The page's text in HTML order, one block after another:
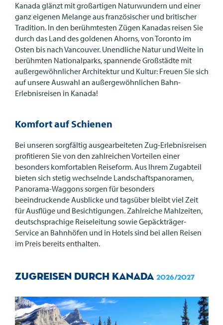
Kanada glänzt mit großartigen Naturwundern und einer
ganz eigenen Melange aus französischer und britischer
Tradition. In den berühmtesten Zügen Kanadas reisen Sie
durch das Land des goldenen Ahorns, von Toronto im
Osten bis nach Vancouver. Unendliche Natur und Weite in
berühmten Nationalparks, spannende Großstädte mit
außergewöhnlicher Architektur und Kultur: Freuen Sie sich
auf unsere Auswahl an außergewöhnlichen Bahn-
Erlebnisreisen in Kanada!
Komfort auf Schienen
Bei unseren sorgfältig ausgearbeiteten Zug-Erlebnisreisen
profitieren Sie von den zahlreichen Vorteilen einer
besonders komfortablen Reiseform. Aus Ihrem Zugabteil
bieten sich stetig wechselnde Landschaftspanoramen,
Panorama-Waggons sorgen für besonders
beeindruckende Ausblicke und tagsüber bleibt viel Zeit
für Ausflüge und Besichtigungen. Zahlreiche Mahlzeiten,
deutschsprachige Reiseleitung sowie Gepäckträger-
Service an Bahnhöfen und in Hotels sind bei allen Reisen
im Preis bereits enthalten.
Zugreisen durch Kanada 2026/2027